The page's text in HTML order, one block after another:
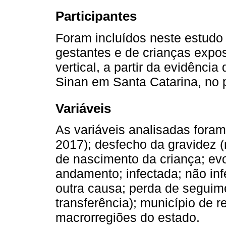
Participantes
Foram incluídos neste
gestantes e de crianças
vertical, a partir da evidência
Sinan em Santa Catarina, no
Variáveis
As variáveis analisadas
2017); desfecho da gravidez
de nascimento da criança;
andamento; infectada; não
outra causa; perda de
transferência); município de
macrorregiões do estado.